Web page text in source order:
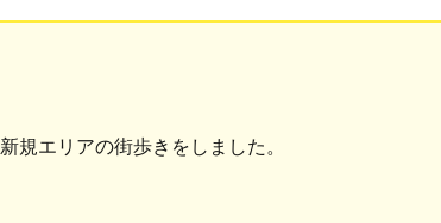
新規エリアの街歩きをしました。